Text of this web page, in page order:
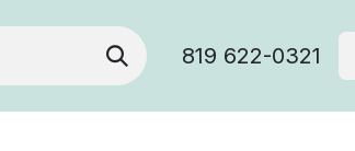
819 622-0321